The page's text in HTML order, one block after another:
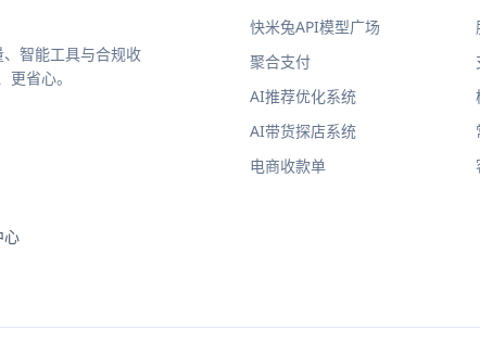
智能工具与合规收
省心。
心
快米兔API模型广场
聚合支付
AI推荐优化系统
AI带货探店系统
电商收款单